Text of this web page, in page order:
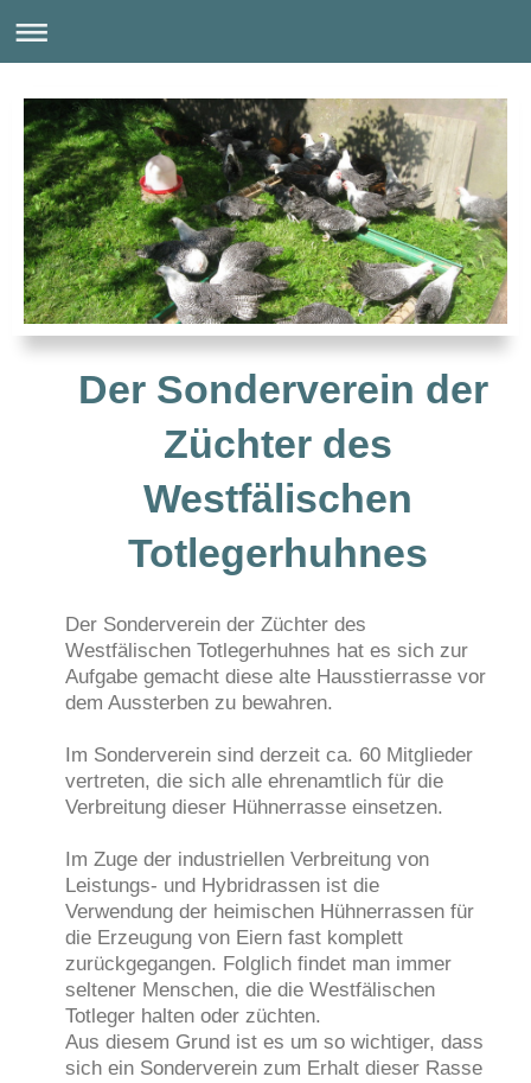
Der Sonderverein der
Züchter des
Westfälischen
Totlegerhuhnes
Der Sonderverein der Züchter des
Westfälischen Totlegerhuhnes hat es sich zur
Aufgabe gemacht diese alte Hausstierrasse vor
dem Aussterben zu bewahren.
Im Sonderverein sind derzeit ca. 60 Mitglieder
vertreten, die sich alle ehrenamtlich für die
Verbreitung dieser Hühnerrasse einsetzen.
Im Zuge der industriellen Verbreitung von
Leistungs- und Hybridrassen ist die
Verwendung der heimischen Hühnerrassen für
die Erzeugung von Eiern fast komplett
zurückgegangen. Folglich findet man immer
seltener Menschen, die die Westfälischen
Totleger halten oder züchten.
Aus diesem Grund ist es um so wichtiger, dass
sich ein Sonderverein zum Erhalt dieser Rasse